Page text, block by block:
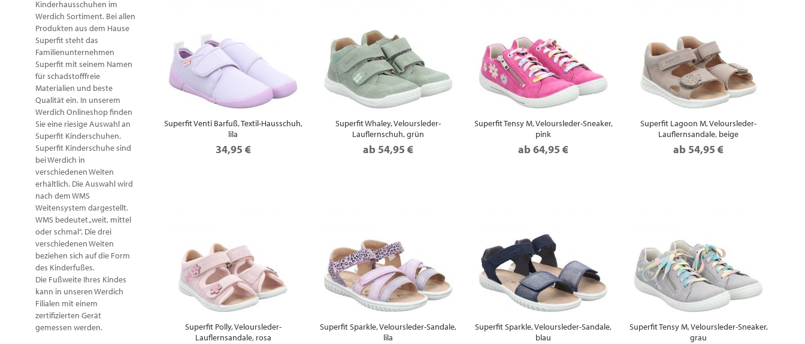
Kinderhausschuhen im
Werdich Sortiment. Bei allen
Produkten aus dem Hause
Superfit steht das
Familienunternehmen
Superfit mit seinem Namen
für schadstofffreie
Materialien und beste
Qualität ein. In unserem
Werdich Onlineshop finden
Sie eine riesige Auswahl an
Superfit Kinderschuhen.
Superfit Kinderschuhe sind
bei Werdich in
verschiedenen Weiten
erhältlich. Die Auswahl wird
nach dem WMS
Weitensystem dargestellt.
WMS bedeutet „weit, mittel
oder schmal“. Die drei
verschiedenen Weiten
beziehen sich auf die Form
des Kinderfußes.
Die Fußweite Ihres Kindes
kann in unseren Werdich
Filialen mit einem
zertifizierten Gerät
gemessen werden.
Superfit Venti Barfuß, Textil-Hausschuh,
lila
34,95 €
Superfit Whaley, Veloursleder-
Lauflernschuh, grün
ab 54,95 €
Superfit Tensy M, Veloursleder-Sneaker,
pink
ab64,95 €
Superfit Lagoon M, Veloursleder-
Lauflernsandale, beige
ab 54,95 €
Superfit Polly, Veloursleder-
Lauflernsandale, rosa
Superfit Sparkle, Veloursleder-Sandale,
lila
Superfit Sparkle, Veloursleder-Sandale,
blau
Superfit Tensy M, Veloursleder-Sneaker,
grau